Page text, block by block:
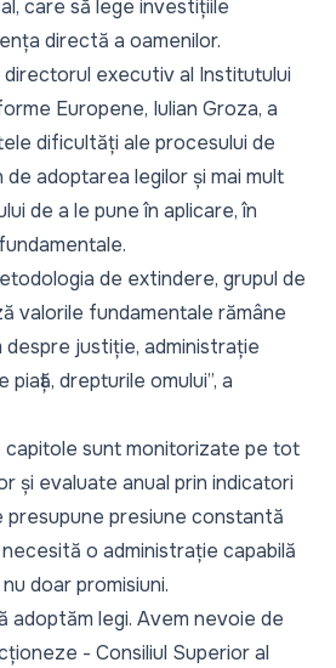
care să lege investițiile
directă a oamenilor.
directorul executiv al Institutului
Europene, Iulian Groza, a
dificultăți ale procesului de
adoptarea legilor și mai mult
de a le pune în aplicare, în
de extindere, grupul de
valorile fundamentale rămâne
despre justiție, administrație
drepturile omului”, a
capitole sunt monitorizate pe tot
și evaluate anual prin indicatori
presiune constantă
o administrație capabilă
doar promisiuni.
adoptăm legi. Avem nevoie de
- Consiliul Superior al